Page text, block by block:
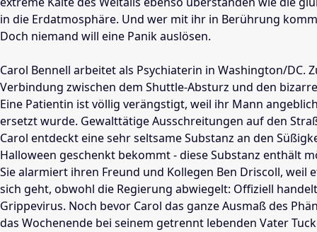
in die Erdatmosphäre. Und wer mit ihr in Berührung
Doch niemand will eine Panik auslösen.
Carol Bennell arbeitet als Psychiaterin in Washington/DC.
Verbindung zwischen dem Shuttle-Absturz und den
Eine Patientin ist völlig verängstigt, weil ihr Mann
ersetzt wurde. Gewalttätige Ausschreitungen auf den
Carol entdeckt eine sehr seltsame Substanz an den
Halloween geschenkt bekommt - diese Substanz enthält
Sie alarmiert ihren Freund und Kollegen Ben Driscoll, weil
sich geht, obwohl die Regierung abwiegelt: Offiziell
Grippevirus. Noch bevor Carol das ganze Ausmaß des
das Wochenende bei seinem getrennt lebenden Vater